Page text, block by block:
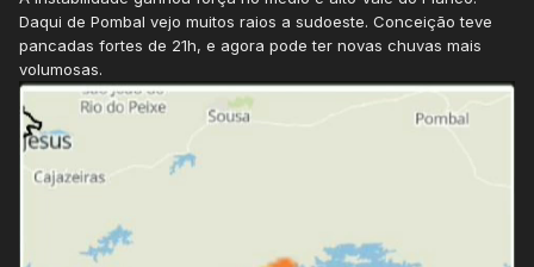
Daqui de Pombal vejo muitos raios a sudoeste. Conceição teve
pancadas fortes de 21h, e agora pode ter novas chuvas mais
volumosas.